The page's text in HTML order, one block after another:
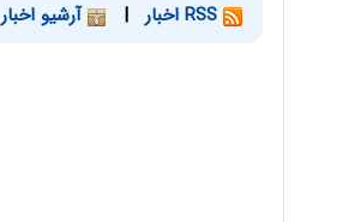
| آرشیو اخبار